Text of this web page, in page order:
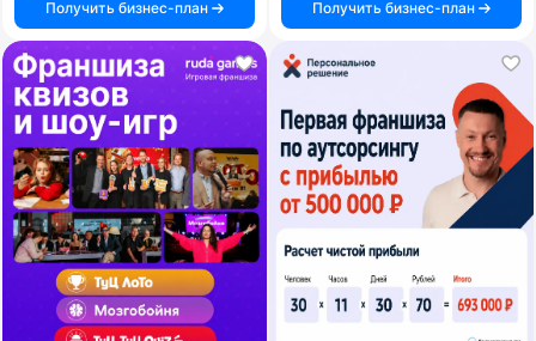
Получить бизнес-план
Получить бизнес-план